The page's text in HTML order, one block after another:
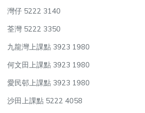
灣仔 5222 3140
荃灣 5222 3350
九龍灣上課點 3923 1980
何文田上課點 3923 1980
愛民邨上課點 3923 1980
沙田上課點 5222 4058